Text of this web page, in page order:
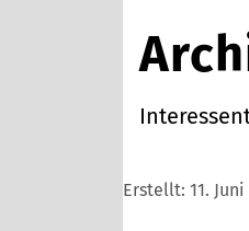
Erstellt: 11.